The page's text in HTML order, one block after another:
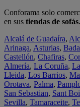
Conforama solo
en sus tiendas de sofás.
Alcalá de Guadaíra,
Arinaga, Asturias,
Castellón, Chafiras,
Almería, La Coruña,
Lleida, Los Barrios,
Orotava, Palma,
San Sebastian, Sant Boi
Sevilla, Tamaraceite,